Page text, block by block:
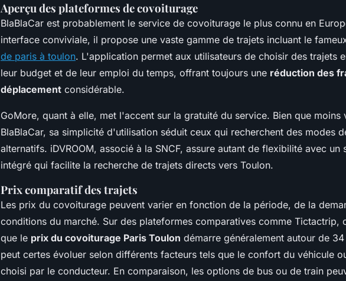
Aperçu des plateformes de covoiturage
BlaBlaCar est probablement le service de covoiturage le plus connu en
interface conviviale, il propose une vaste gamme de trajets incluant le
de paris à toulon. L'application permet aux utilisateurs de choisir des trajets
leur budget et de leur emploi du temps, offrant toujours une réduction des
déplacement considérable.
GoMore, quant à elle, met l'accent sur la gratuité du service. Bien que moins
BlaBlaCar, sa simplicité d'utilisation séduit ceux qui recherchent des modes
alternatifs. iDVROOM, associé à la SNCF, assure autant de flexibilité avec un
intégré qui facilite la recherche de trajets directs vers Toulon.
Prix comparatif des trajets
Les prix du covoiturage peuvent varier en fonction de la période, de la
conditions du marché. Sur des plateformes comparatives comme Tictactrip,
que le prix du covoiturage Paris Toulon démarre généralement autour de
peut certes évoluer selon différents facteurs tels que le confort du véhicule
choisi par le conducteur. En comparaison, les options de bus ou de train